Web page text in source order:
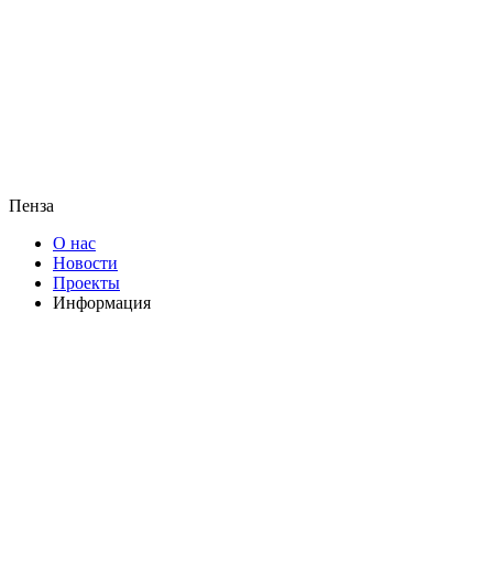
Пенза
О нас
Новости
Проекты
Информация